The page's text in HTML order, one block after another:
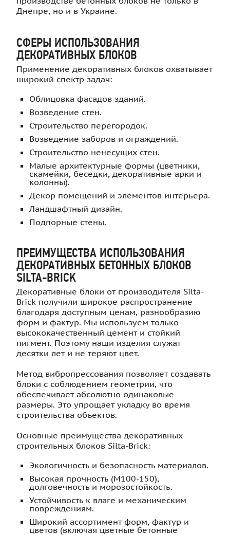
Днепре, но и в Украине.
СФЕРЫ ИСПОЛЬЗОВАНИЯ
ДЕКОРАТИВНЫХ БЛОКОВ
Применение декоративных блоков охватывает
широкий спектр задач:
Облицовка фасадов зданий.
Возведение стен.
Строительство перегородок.
Возведение заборов и ограждений.
Строительство ненесущих стен.
Малые архитектурные формы (цветники,
скамейки, беседки, декоративные арки и
колонны).
Декор помещений и элементов интерьера.
Ландшафтный дизайн.
Подпорные стены.
ПРЕИМУЩЕСТВА ИСПОЛЬЗОВАНИЯ
ДЕКОРАТИВНЫХ БЕТОННЫХ БЛОКОВ
SILTA-BRICK
Декоративные блоки от производителя Silta-
Brick получили широкое распространение
благодаря доступным ценам, разнообразию
форм и фактур. Мы используем только
высококачественный цемент и стойкий
пигмент. Поэтому наши изделия служат
десятки лет и не теряют цвет.
Метод вибропрессования позволяет создавать
блоки с соблюдением геометрии, что
обеспечивает абсолютно одинаковые
размеры. Это упрощает укладку во время
строительства объектов.
Основные преимущества декоративных
строительных блоков Silta-Brick:
Экологичность и безопасность материалов.
Высокая прочность (М100-150),
долговечность и морозостойкость.
Устойчивость к влаге и механическим
повреждениям.
Широкий ассортимент форм, фактур и
цветов (включая цветные бетонные